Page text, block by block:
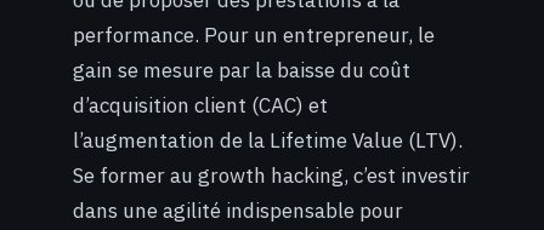
performance. Pour un entrepreneur, le
gain se mesure par la baisse du coût
d’acquisition client (CAC) et
l’augmentation de la Lifetime Value (LTV).
Se former au growth hacking, c’est investir
dans une agilité indispensable pour